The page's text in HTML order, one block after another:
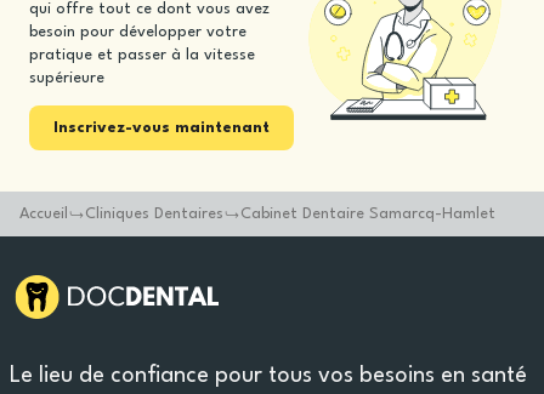
qui offre tout ce dont vous avez
besoin pour développer votre
pratique et passer à la vitesse
supérieure
Inscrivez-vous maintenant
Accueil Cliniques Dentaires Cabinet Dentaire Samarcq-Hamlet
Le lieu de confiance pour tous vos besoins en santé